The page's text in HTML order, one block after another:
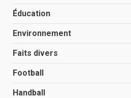
Éducation
Environnement
Faits divers
Football
Handball